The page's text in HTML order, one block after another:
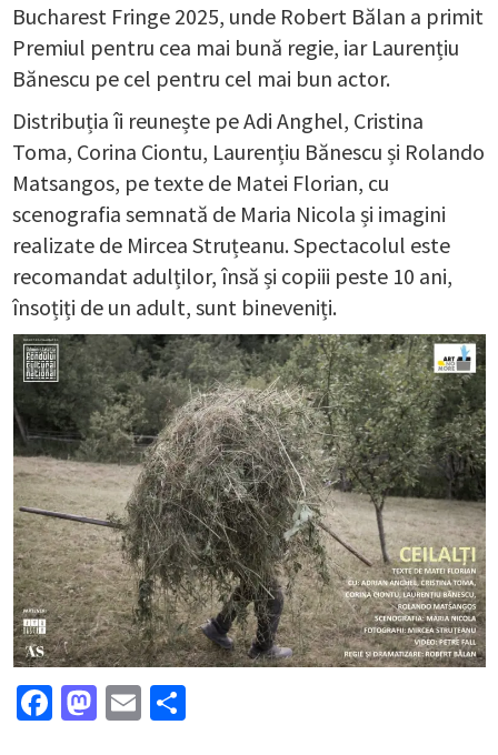
Bucharest Fringe 2025, unde Robert Bălan a primit
Premiul pentru cea mai bună regie, iar Laurențiu
Bănescu pe cel pentru cel mai bun actor.
Distribuția îi reunește pe Adi Anghel, Cristina
Toma, Corina Ciontu, Laurențiu Bănescu și Rolando
Matsangos, pe texte de Matei Florian, cu
scenografia semnată de Maria Nicola și imagini
realizate de Mircea Struțeanu. Spectacolul este
recomandat adulților, însă și copiii peste 10 ani,
însoțiți de un adult, sunt bineveniți.
Facebook
Mastodon
Email